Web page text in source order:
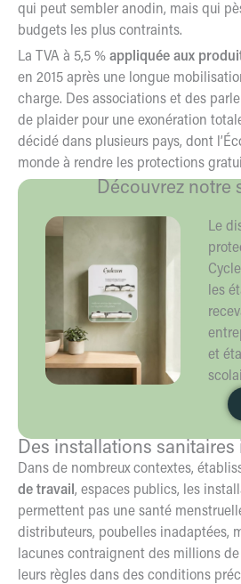
qui peut sembler anodin, mais qui
budgets les plus contraints.
La
TVA à 5,5 % appliquée aux
en 2015 après une longue
charge. Des associations et des
de plaider pour une exonération
décidé dans plusieurs pays, dont
monde à rendre les protections
Découvrez notre
Le
les
et
Des installations sanitaires
Dans de nombreux contextes,
de travail , espaces publics, les
permettent pas une santé
distributeurs, poubelles inadaptées,
lacunes contraignent des millions
leurs règles dans des conditions